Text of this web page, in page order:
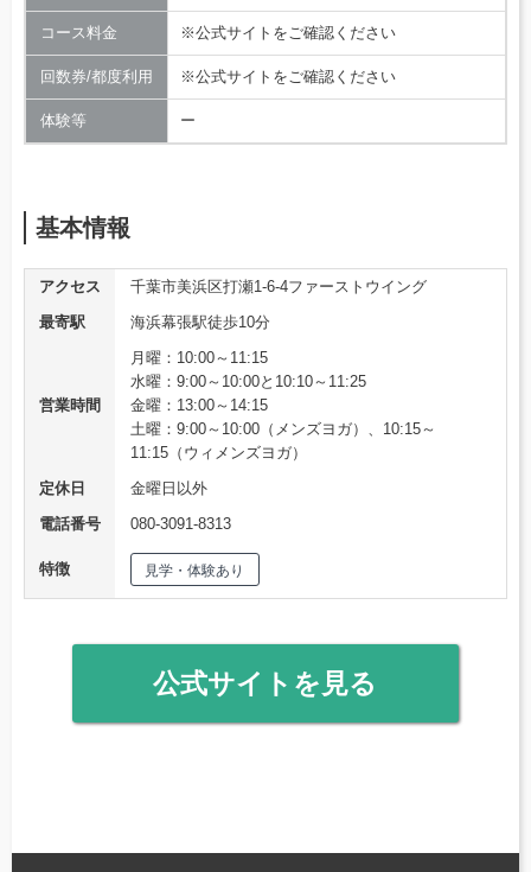
コース料金 ※公式サイトをご確認ください
回数券/都度利用 ※公式サイトをご確認ください
体験等 ー
基本情報
アクセス
千葉市美浜区打瀬1-6-4ファーストウイング
最寄駅
海浜幕張駅徒歩10分
営業時間
月曜：10:00～11:15
水曜：9:00～10:00と10:10～11:25
金曜：13:00～14:15
土曜：9:00～10:00（メンズヨガ）、10:15～
11:15（ウィメンズヨガ）
定休日
金曜日以外
電話番号
080-3091-8313
特徴 見学・体験あり
公式サイトを見る